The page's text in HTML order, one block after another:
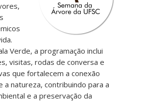
Verde, a programação inclui
visitas, rodas de conversa e
que fortalecem a conexão
a natureza, contribuindo para a
e a preservação da